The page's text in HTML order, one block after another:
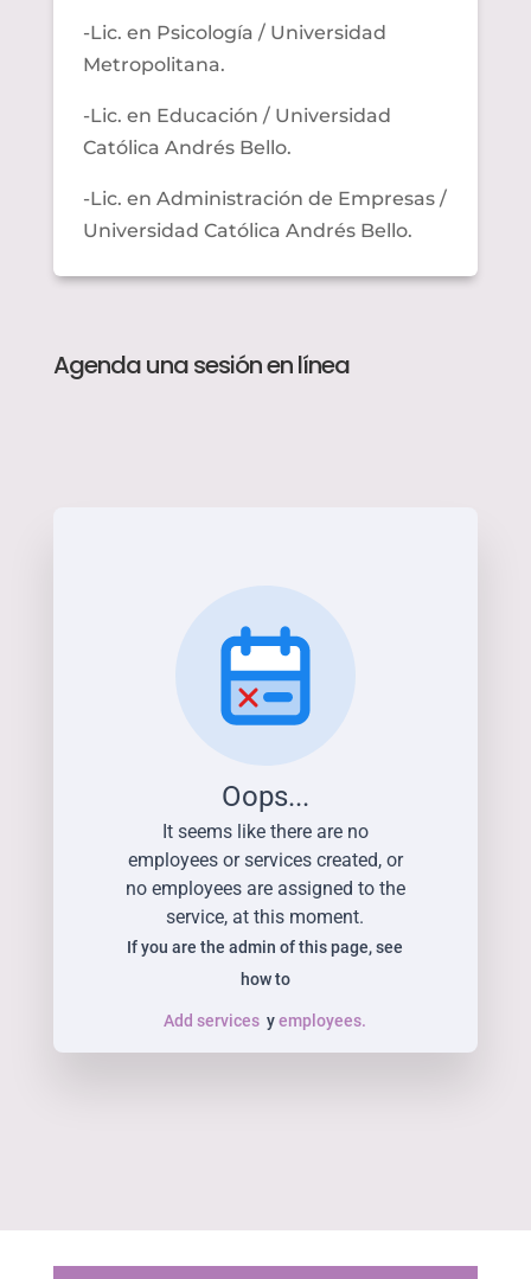
-Lic. en Psicología / Universidad
Metropolitana.
-Lic. en Educación / Universidad
Católica Andrés Bello.
-Lic. en Administración de Empresas /
Universidad Católica Andrés Bello.
Agenda una sesión en línea
Oops...
It seems like there are no
employees or services created, or
no employees are assigned to the
service, at this moment.
If you are the admin of this page, see
how to
Add servicesyemployees.